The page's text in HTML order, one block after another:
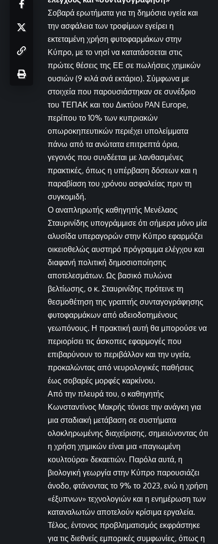
Σοβαρά ερωτήματα για τη δημόσια υγεία και
την ασφάλεια των τροφίμων εγείρει η
εκτεταμένη χρήση φυτοφαρμάκων στην
Κύπρο, με το νησί να κατατάσσεται στις
πρώτες θέσεις της ΕΕ σε πωλήσεις χημικών
ουσιών (9 κιλά ανά εκτάριο). Σύμφωνα με
στοιχεία που παρουσιάστηκαν σε συνέδριο
του ΤΕΠΑΚ και του Δικτύου PAN Europe,
περίπου το 10% των κυπριακών
οπωροκηπευτικών περιέχει υπολείμματα
πάνω από τα ανώτατα επιτρεπτά όρια,
γεγονός που συνδέεται με λανθασμένες
πρακτικές, όπως η υπέρβαση δόσεων και η
παραβίαση του χρόνου ασφαλείας πριν τη
συγκομιδή.
Ο αναπληρωτής καθηγητής Μενέλαος
Σταυρινίδης υπογράμμισε ότι σήμερα μόνο μία
αλυσίδα υπεραγορών στην Κύπρο εφαρμόζει
οικειοθελώς αυστηρό πρόγραμμα ελέγχου και
διαφανή πολιτική δημοσιοποίησης
αποτελεσμάτων. Ως βασικό πυλώνα
βελτίωσης, ο κ. Σταυρινίδης πρότεινε τη
θεσμοθέτηση της γραπτής συνταγογράφησης
φυτοφαρμάκων από αδειοδοτημένους
γεωπόνους. Η πρακτική αυτή θα μπορούσε να
περιορίσει τις άσκοπες εφαρμογές που
επιβαρύνουν το περιβάλλον και την υγεία,
προκαλώντας από νευρολογικές παθήσεις
έως σοβαρές μορφές καρκίνου.
Από την πλευρά του, ο καθηγητής
Κωνσταντίνος Μακρής τόνισε την ανάγκη για
μια σταδιακή μετάβαση σε συστήματα
ολοκληρωμένης διαχείρισης, σημειώνοντας ότι
η χρήση χημικών είναι μια «παγιωμένη
κουλτούρα» δεκαετιών. Παρόλα αυτά, η
βιολογική γεωργία στην Κύπρο παρουσιάζει
άνοδο, φτάνοντας το 9% το 2023, ενώ η χρήση
«έξυπνων» τεχνολογιών και η ενημέρωση των
καταναλωτών αποτελούν κρίσιμα εργαλεία.
Τέλος, έντονος προβληματισμός εκφράστηκε
για τις διεθνείς εμπορικές συμφωνίες, όπως η